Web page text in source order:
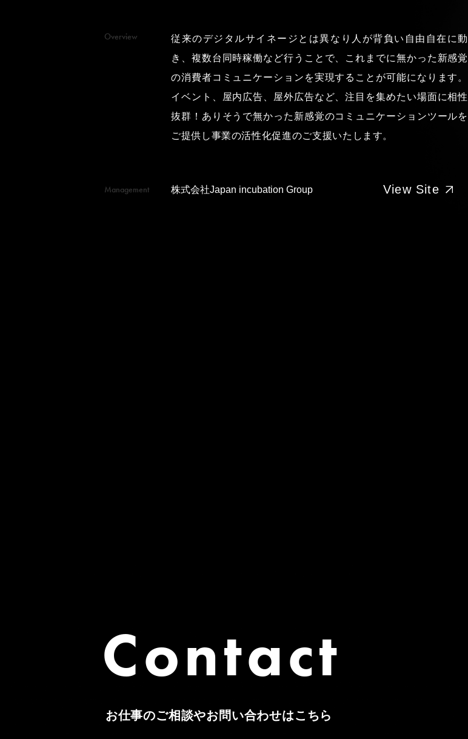
Overview
従来のデジタルサイネージとは異なり人が背負い自由自在に動
き、複数台同時稼働など行うことで、これまでに無かった新感覚
の消費者コミュニケーションを実現することが可能になります。
イベント、屋内広告、屋外広告など、注目を集めたい場面に相性
抜群！ありそうで無かった新感覚のコミュニケーションツールを
ご提供し事業の活性化促進のご支援いたします。
Management 株式会社Japan incubation Group View Site
Contact
お仕事のご相談やお問い合わせはこちら